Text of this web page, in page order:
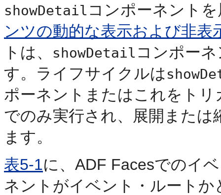
showDetailコンポーネント
ンツの動的な表示および非表
トは、
showDetailコンポー
す。ライフサイクルは
ポーネントまたはこれをト
でのみ実行され、展開また
ます。
表5-1に、ADF Facesでのイ
ネントがイベント・ルート